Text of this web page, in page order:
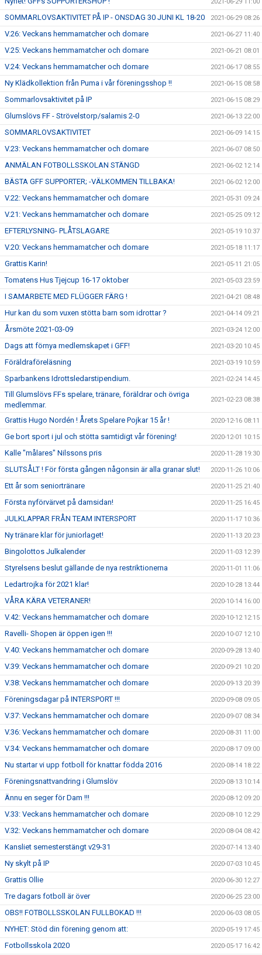
SOMMARLOVSAKTIVITET PÅ IP - ONSDAG 30 JUNI KL 18-20 2021-06-29 08:26
V.26: Veckans hemmamatcher och domare 2021-06-27 11:40
V.25: Veckans hemmamatcher och domare 2021-06-21 08:01
V.24: Veckans hemmamatcher och domare 2021-06-17 08:55
Ny Klädkollektion från Puma i vår föreningsshop !! 2021-06-15 08:58
Sommarlovsaktivitet på IP 2021-06-15 08:29
Glumslövs FF - Strövelstorp/salamis 2-0 2021-06-13 22:00
SOMMARLOVSAKTIVITET 2021-06-09 14:15
V.23: Veckans hemmamatcher och domare 2021-06-07 08:50
ANMÄLAN FOTBOLLSSKOLAN STÄNGD 2021-06-02 12:14
BÄSTA GFF SUPPORTER; -VÄLKOMMEN TILLBAKA! 2021-06-02 12:00
V.22: Veckans hemmamatcher och domare 2021-05-31 09:24
V.21: Veckans hemmamatcher och domare 2021-05-25 09:12
EFTERLYSNING- PLÅTSLAGARE 2021-05-19 10:37
V.20: Veckans hemmamatcher och domare 2021-05-18 11:17
Grattis Karin! 2021-05-11 21:05
Tomatens Hus Tjejcup 16-17 oktober 2021-05-03 23:59
I SAMARBETE MED FLÜGGER FÄRG ! 2021-04-21 08:48
Hur kan du som vuxen stötta barn som idrottar ? 2021-04-14 09:21
Årsmöte 2021-03-09 2021-03-24 12:00
Dags att förnya medlemskapet i GFF! 2021-03-20 10:45
Föräldraföreläsning 2021-03-19 10:59
Sparbankens Idrottsledarstipendium. 2021-02-24 14:45
Till Glumslövs FFs spelare, tränare, föräldrar och övriga
medlemmar.
2021-02-23 08:38
Grattis Hugo Nordén ! Årets Spelare Pojkar 15 år ! 2020-12-16 08:11
Ge bort sport i jul och stötta samtidigt vår förening! 2020-12-01 10:15
Kalle "målares" Nilssons pris 2020-11-28 19:30
SLUTSÅLT ! För första gången någonsin är alla granar slut! 2020-11-26 10:06
Ett år som seniortränare 2020-11-25 21:40
Första nyförvärvet på damsidan! 2020-11-25 16:45
JULKLAPPAR FRÅN TEAM INTERSPORT 2020-11-17 10:36
Ny tränare klar för juniorlaget! 2020-11-13 20:23
Bingolottos Julkalender 2020-11-03 12:39
Styrelsens beslut gällande de nya restriktionerna 2020-11-01 11:06
Ledartrojka för 2021 klar! 2020-10-28 13:44
VÅRA KÄRA VETERANER! 2020-10-14 16:00
V.42: Veckans hemmamatcher och domare 2020-10-12 12:15
Ravelli- Shopen är öppen igen !!! 2020-10-07 12:10
V.40: Veckans hemmamatcher och domare 2020-09-28 13:40
V.39: Veckans hemmamatcher och domare 2020-09-21 10:20
V.38: Veckans hemmamatcher och domare 2020-09-13 20:39
Föreningsdagar på INTERSPORT !!! 2020-09-08 09:05
V.37: Veckans hemmamatcher och domare 2020-09-07 08:34
V.36: Veckans hemmamatcher och domare 2020-08-31 11:00
V.34: Veckans hemmamatcher och domare 2020-08-17 09:00
Nu startar vi upp fotboll för knattar födda 2016 2020-08-14 18:22
Föreningsnattvandring i Glumslöv 2020-08-13 10:14
Ännu en seger för Dam !!! 2020-08-12 09:20
V.33: Veckans hemmamatcher och domare 2020-08-10 12:29
V.32: Veckans hemmamatcher och domare 2020-08-04 08:42
Kansliet semesterstängt v29-31 2020-07-14 13:40
Ny skylt på IP 2020-07-03 10:45
Grattis Ollie 2020-06-30 12:27
Tre dagars fotboll är över 2020-06-25 23:00
OBS!! FOTBOLLSSKOLAN FULLBOKAD !!! 2020-06-03 08:05
NYHET: Stöd din förening genom att: 2020-05-19 17:45
Fotbollsskola 2020 2020-05-17 16:42